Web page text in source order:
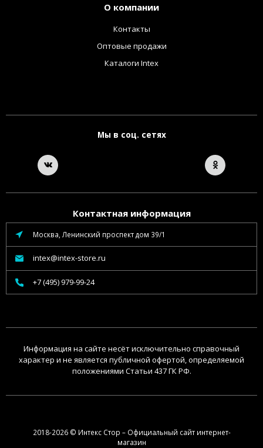
О компании
Контакты
Оптовые продажи
Каталоги Intex
Мы в соц. сетях
Контактная информация
Москва, Ленинский проспект дом 39/1
intex@intex-store.ru
+7 (495) 979-99-24
Информация на сайте несёт исключительно справочный
характер и не является публичной офертой, определяемой
положениями Статьи 437 ГК РФ.
2018-2026 © Интекс Стор – Официальный сайт интернет-
магазин